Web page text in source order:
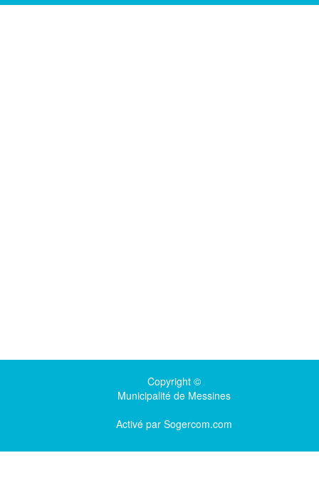
Copyright ©
Municipalité de Messines
Activé par Sogercom.com